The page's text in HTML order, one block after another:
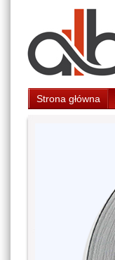
Strona główna